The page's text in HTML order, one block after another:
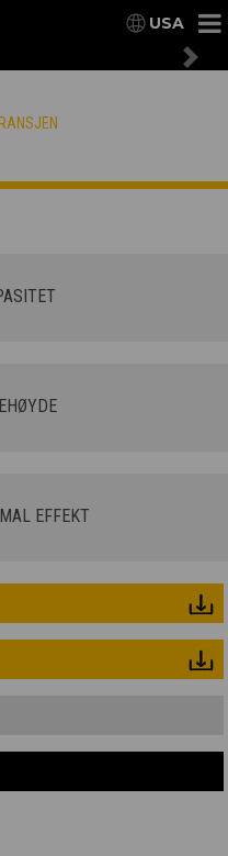
USA
EFFEKT